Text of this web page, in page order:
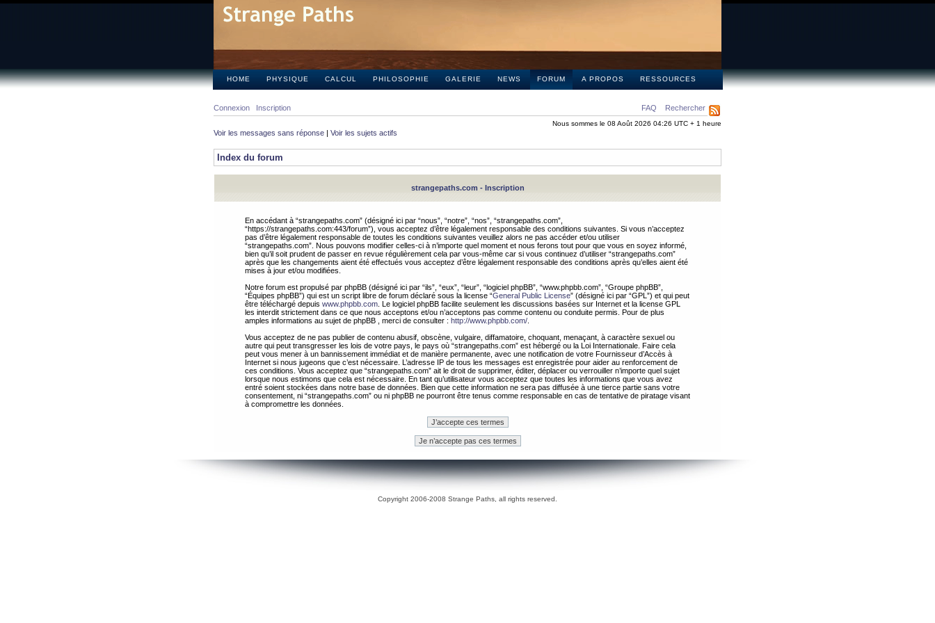
HOME PHYSIQUE CALCUL PHILOSOPHIE GALERIE NEWS FORUM A PROPOS RESSOURCES
FAQ Rechercher
Connexion Inscription
Nous sommes le 08 Août 2026 04:26 UTC + 1 heure
Voir les messages sans réponse | Voir les sujets actifs
Index du forum
strangepaths.com - Inscription
En accédant à “strangepaths.com” (désigné ici par “nous”, “notre”, “nos”, “strangepaths.com”,
“https://strangepaths.com:443/forum”), vous acceptez d’être légalement responsable des conditions suivantes. Si vous n’acceptez
pas d’être légalement responsable de toutes les conditions suivantes veuillez alors ne pas accéder et/ou utiliser
“strangepaths.com”. Nous pouvons modifier celles-ci à n’importe quel moment et nous ferons tout pour que vous en soyez informé,
bien qu’il soit prudent de passer en revue régulièrement cela par vous-même car si vous continuez d’utiliser “strangepaths.com”
après que les changements aient été effectués vous acceptez d’être légalement responsable des conditions après qu’elles aient été
mises à jour et/ou modifiées.
Notre forum est propulsé par phpBB (désigné ici par “ils”, “eux”, “leur”, “logiciel phpBB”, “www.phpbb.com”, “Groupe phpBB”,
“Équipes phpBB”) qui est un script libre de forum déclaré sous la license “General Public License” (désigné ici par “GPL”) et qui peut
être téléchargé depuis www.phpbb.com . Le logiciel phpBB facilite seulement les discussions basées sur Internet et la license GPL
les interdit strictement dans ce que nous acceptons et/ou n’acceptons pas comme contenu ou conduite permis. Pour de plus
amples informations au sujet de phpBB , merci de consulter : http://www.phpbb.com/
Vous acceptez de ne pas publier de contenu abusif, obscène, vulgaire, diffamatoire, choquant, menaçant, à caractère sexuel ou
autre qui peut transgresser les lois de votre pays, le pays où “strangepaths.com” est hébergé ou la Loi Internationale. Faire cela
peut vous mener à un bannissement immédiat et de manière permanente, avec une notification de votre Fournisseur d’Accès à
Internet si nous jugeons que c’est nécessaire. L’adresse IP de tous les messages est enregistrée pour aider au renforcement de
ces conditions. Vous acceptez que “strangepaths.com” ait le droit de supprimer, éditer, déplacer ou verrouiller n’importe quel sujet
lorsque nous estimons que cela est nécessaire. En tant qu’utilisateur vous acceptez que toutes les informations que vous avez
entré soient stockées dans notre base de données. Bien que cette information ne sera pas diffusée à une tierce partie sans votre
consentement, ni “strangepaths.com” ou ni phpBB ne pourront être tenus comme responsable en cas de tentative de piratage visant
à compromettre les données.
Copyright 2006-2008 Strange Paths, all rights reserved.